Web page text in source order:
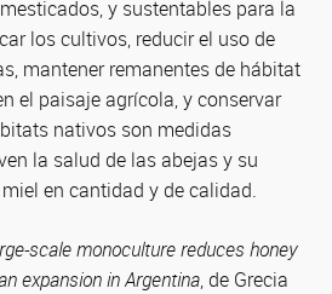
y sustentables para la
los cultivos, reducir el uso de
mantener remanentes de hábitat
el paisaje agrícola, y conservar
nativos son medidas
la salud de las abejas y su
en cantidad y de calidad.
scale monoculture reduces honey
expansion in Argentina, de Grecia